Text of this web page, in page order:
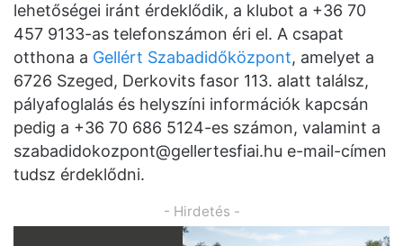
lehetőségei iránt érdeklődik, a klubot a +36 70
457 9133-as telefonszámon éri el. A csapat
otthona a Gellért Szabadidőközpont, amelyet a
6726 Szeged, Derkovits fasor 113. alatt találsz,
pályafoglalás és helyszíni információk kapcsán
pedig a +36 70 686 5124-es számon, valamint a
szabadidokozpont@gellertesfiai.hu e-mail-címen
tudsz érdeklődni.
- Hirdetés -